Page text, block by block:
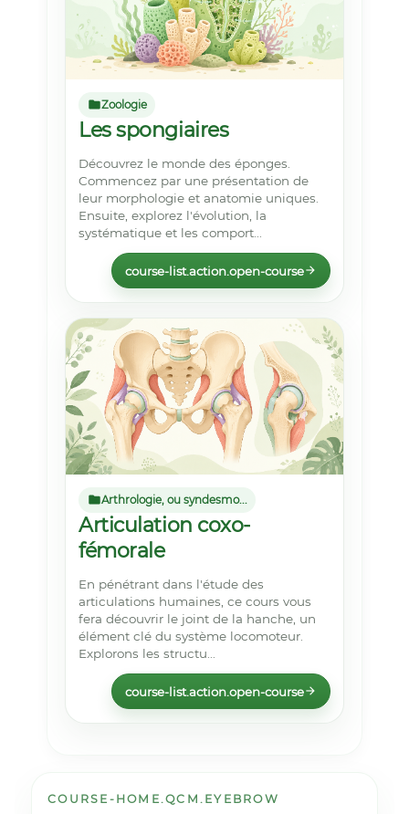
Zoologie
Les spongiaires
Découvrez le monde des éponges.
Commencez par une présentation de
leur morphologie et anatomie uniques.
Ensuite, explorez l'évolution, la
systématique et les comport...
course-list.action.open-course
Arthrologie, ou syndesmo...
Articulation coxo-
fémorale
En pénétrant dans l'étude des
articulations humaines, ce cours vous
fera découvrir le joint de la hanche, un
élément clé du système locomoteur.
Explorons les structu...
course-list.action.open-course
COURSE-HOME.QCM.EYEBROW